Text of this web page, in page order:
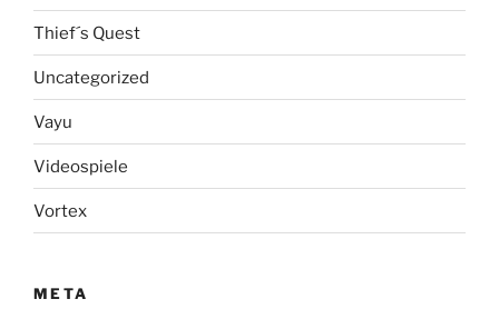
Thief´s Quest
Uncategorized
Vayu
Videospiele
Vortex
META